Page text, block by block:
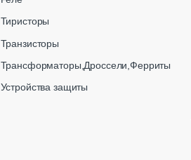
Тиристоры
Транзисторы
Трансформаторы,Дроссели,Ферриты
Устройства защиты